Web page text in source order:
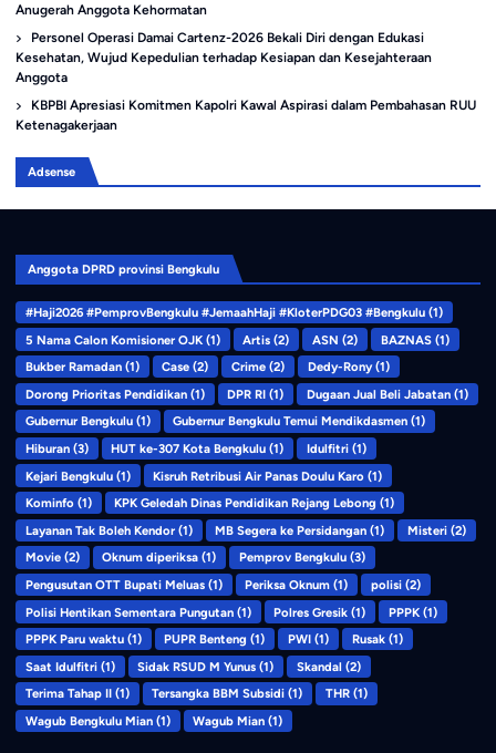
Anugerah Anggota Kehormatan
Personel Operasi Damai Cartenz-2026 Bekali Diri dengan Edukasi
Kesehatan, Wujud Kepedulian terhadap Kesiapan dan Kesejahteraan
Anggota
KBPBI Apresiasi Komitmen Kapolri Kawal Aspirasi dalam Pembahasan RUU
Ketenagakerjaan
Adsense
Anggota DPRD provinsi Bengkulu
#Haji2026 #PemprovBengkulu #JemaahHaji #KloterPDG03 #Bengkulu(1)
5 Nama Calon Komisioner OJK(1) Artis (2) ASN (2) BAZNAS (1)
Bukber Ramadan(1) Case (2) Crime (2) Dedy-Rony(1)
Dorong Prioritas Pendidikan(1) DPR RI (1) Dugaan Jual Beli Jabatan (1)
Gubernur Bengkulu(1) Gubernur Bengkulu Temui Mendikdasmen (1)
Hiburan(3) HUT ke-307 Kota Bengkulu (1) Idulfitri (1)
Kejari Bengkulu(1) Kisruh Retribusi Air Panas Doulu Karo (1)
Kominfo(1) KPK Geledah Dinas Pendidikan Rejang Lebong (1)
Layanan Tak Boleh Kendor(1) MB Segera ke Persidangan (1) Misteri (2)
Movie(2) Oknum diperiksa (1) Pemprov Bengkulu (3)
Pengusutan OTT Bupati Meluas(1) Periksa Oknum (1) polisi (2)
Polisi Hentikan Sementara Pungutan(1) Polres Gresik (1) PPPK (1)
PPPK Paru waktu(1) PUPR Benteng (1) PWI (1) Rusak (1)
Saat Idulfitri(1) Sidak RSUD M Yunus (1) Skandal (2)
Terima Tahap II(1) Tersangka BBM Subsidi (1) THR (1)
Wagub Bengkulu Mian(1) Wagub Mian (1)